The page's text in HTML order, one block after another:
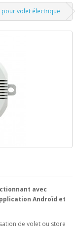
volet électrique
avec
Androïd et
de volet ou store